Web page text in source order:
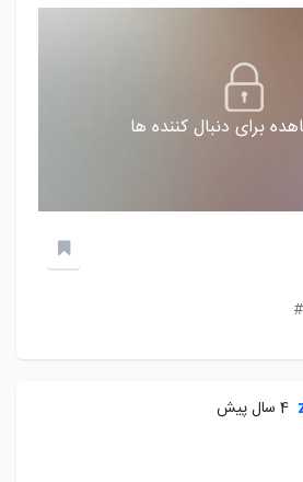
برای دنبال کننده ها
4 سال پیش